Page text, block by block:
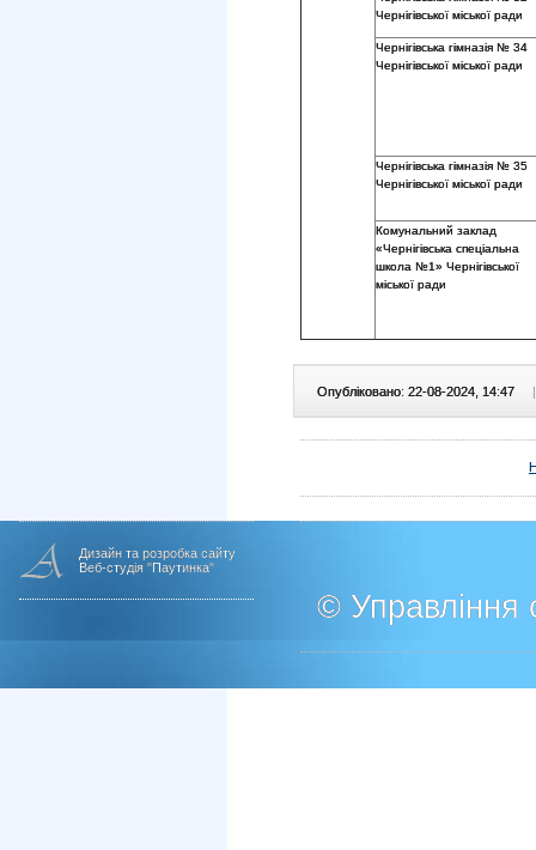
Чернігівської міської ради
Чернігівська гімназія № 34
Чернігівської міської ради
Чернігівська гімназія № 35
Чернігівської міської ради
Комунальний заклад
«Чернігівська спеціальна
школа №1» Чернігівської
міської ради
Опубліковано: 22-08-2024, 14:47 |
Дизайн та розробка сайту
Веб-студія "Паутинка"
© Управління